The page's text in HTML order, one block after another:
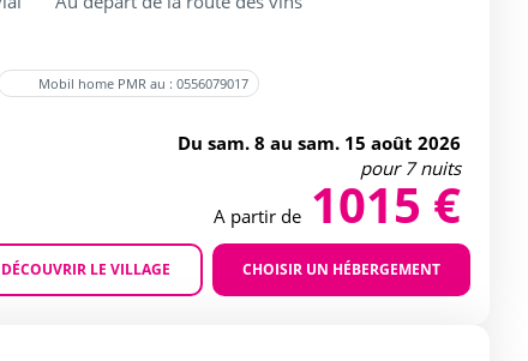
Agrandir
Mobil home PMR au : 0556079017
Du sam. 8 au sam. 15 août 2026
pour 7 nuits
A partir de 1015 €
DÉCOUVRIR LE VILLAGE CHOISIR UN HÉBERGEMENT